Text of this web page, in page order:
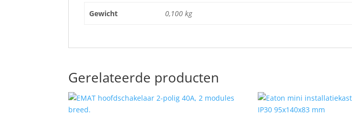
Gewicht 0,100 kg
Gerelateerde producten